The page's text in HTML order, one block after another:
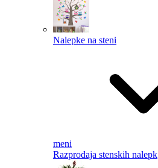
Nalepke na steni
meni
Razprodaja stenskih nalepk